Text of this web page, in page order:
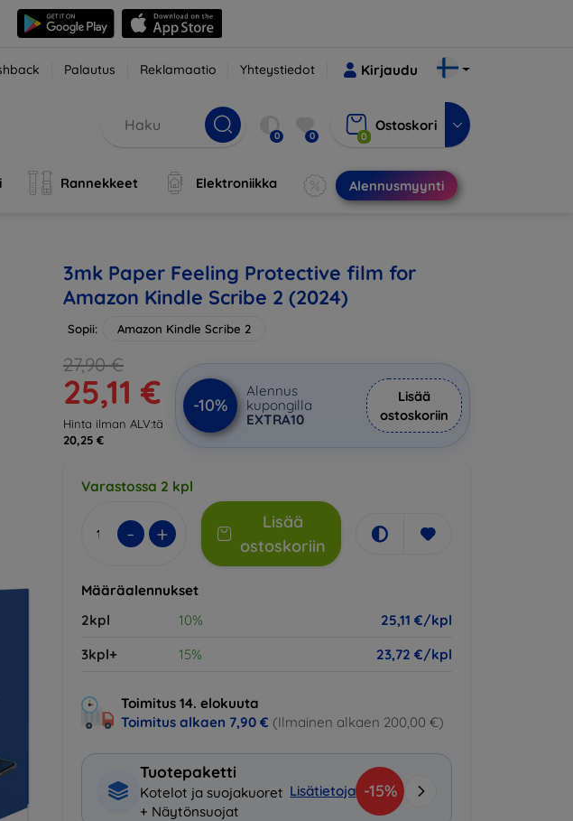
Palautus Reklamaatio Yhteystiedot Kirjaudu
0 0 0
Ostoskori
Rannekkeet Elektroniikka Alennusmyynti
3mk Paper Feeling Protective film for
Amazon Kindle Scribe 2 (2024)
Sopii: Amazon Kindle Scribe 2
27,90 €
25,11 €
Hinta ilman ALV:tä
20,25 €
-10%
Alennus
kupongilla
EXTRA10
Lisää
ostoskoriin
Varastossa 2 kpl
- +
Lisää
ostoskoriin
Määräalennukset
2kpl
10%
25,11 €/kpl
3kpl+
15% 23,72 €/kpl
Toimitus 14. elokuuta
Toimitus alkaen 7,90 € (Ilmainen alkaen 200,00 €)
Tuotepaketti
Kotelot ja suojakuoret
+ Näytönsuojat
Lisätietoja -15%